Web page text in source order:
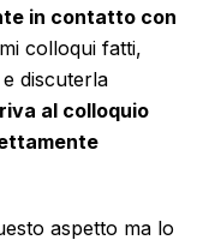
in contatto con
colloqui fatti,
discuterla
al colloquio
aspetto ma lo